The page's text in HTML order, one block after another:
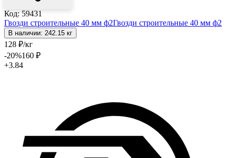
Код: 59431
Гвозди строительные 40 мм ф2Гвозди строительные 40 мм ф2
В наличии: 242.15 кг
128 ₽/кг
-20%160 ₽
+3.84